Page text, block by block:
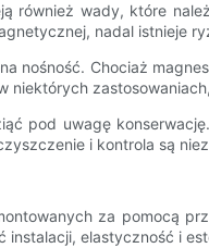
również wady, które
nadal istnieje
nośność. Chociaż
pod uwagę
i kontrola są
za pomocą
elastyczność i